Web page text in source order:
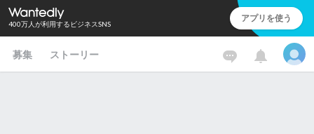
400万人が利用するビジネスSNS アプリを使う
募集 ストーリー